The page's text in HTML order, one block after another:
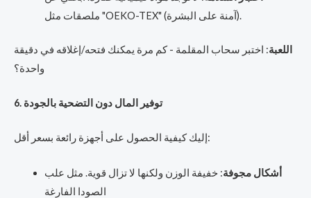
ملصقات مثل "OEKO-TEX" (آمنة على البشرة).
اللعبة: اختبر سحاب المقلمة - كم مرة يمكنك فتحه/إغلاقه في دقيقة
واحدة؟
6. توفير المال دون التضحية بالجودة
إليك كيفية الحصول على أجهزة رائعة بسعر أقل:
أشكال مجوفة: خفيفة الوزن ولكنها لا تزال قوية. مثل علب
الصودا الفارغة